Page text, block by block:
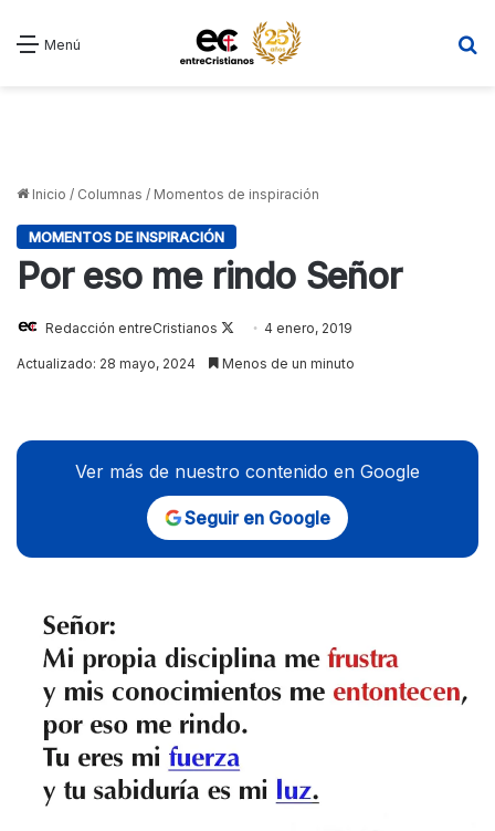
Menú
Inicio / Columnas / Momentos de inspiración
MOMENTOS DE INSPIRACIÓN
Por eso me rindo Señor
Redacción entreCristianos
Follow4 enero, 2019
Actualizado: 28 mayo, 2024 Menos de un minuto
Ver más de nuestro contenido en Google
Seguir en Google